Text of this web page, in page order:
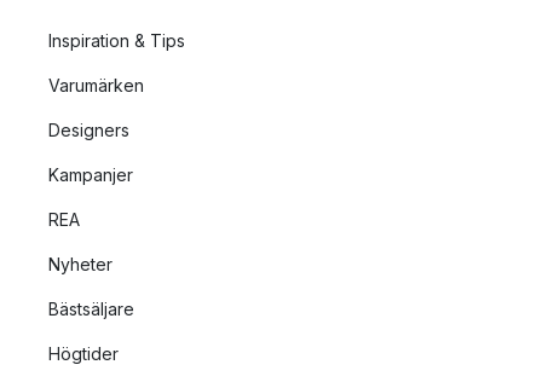
Inspiration & Tips
Varumärken
Designers
Kampanjer
REA
Nyheter
Bästsäljare
Högtider